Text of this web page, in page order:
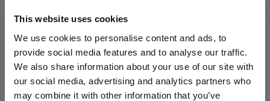
This website uses cookies
We use cookies to personalise content and ads, to
provide social media features and to analyse our traffic.
We also share information about your use of our site with
our social media, advertising and analytics partners who
may combine it with other information that you’ve
なお、デモ機の再生品は数に限りがございます。
ページに何も表示されない場合は、お手数です
が、後日再度ご確認いただきますようお願いいた
します。